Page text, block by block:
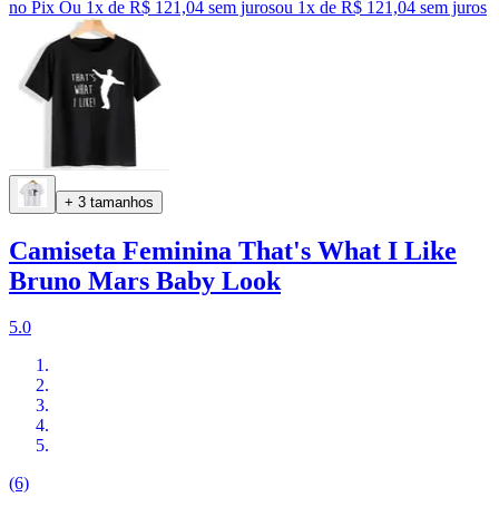
no Pix Ou 1x de R$ 121,04 sem jurosou 1x de R$ 121,04 sem juros
+ 3 tamanhos
Camiseta Feminina That's What I Like
Bruno Mars Baby Look
5.0
(6)